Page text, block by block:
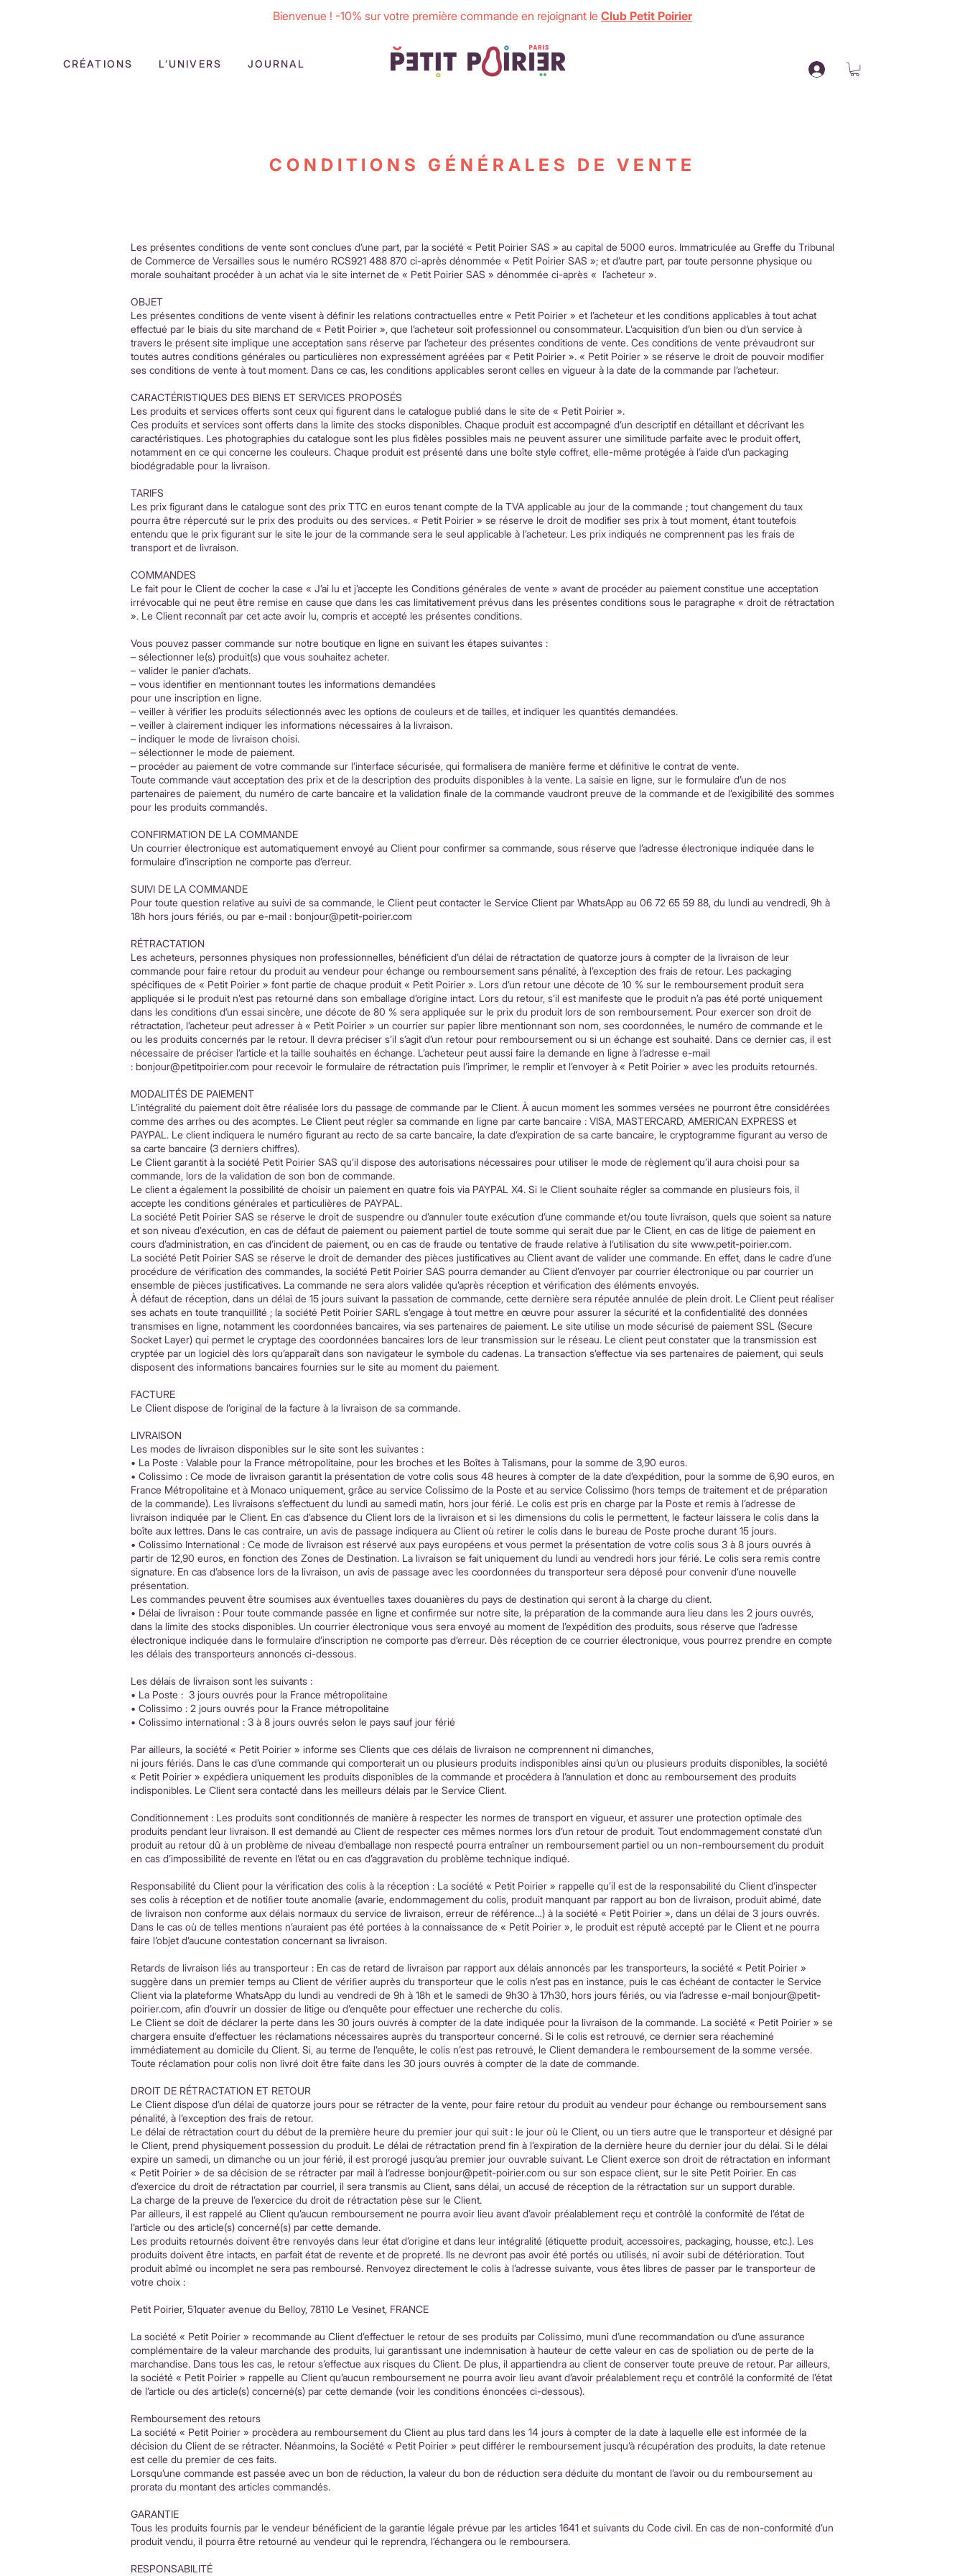
Bienvenue ! -10% sur votre première commande en rejoignant le Club Petit Poirier
CRÉATIONS L’UNIVERS JOURNAL
CONDITIONS GÉNÉRALES DE VENTE
Les présentes conditions de vente sont conclues d’une part, par la société « Petit Poirier SAS » au capital de 5000 euros. Immatriculée au Greffe du Tribunal
de Commerce de Versailles sous le numéro RCS921 488 870 ci-après dénommée « Petit Poirier SAS »; et d’autre part, par toute personne physique ou
morale souhaitant procéder à un achat via le site internet de « Petit Poirier SAS » dénommée ci-après « l’acheteur ».
OBJET
Les présentes conditions de vente visent à définir les relations contractuelles entre « Petit Poirier » et l’acheteur et les conditions applicables à tout achat
effectué par le biais du site marchand de « Petit Poirier », que l’acheteur soit professionnel ou consommateur. L’acquisition d’un bien ou d’un service à
travers le présent site implique une acceptation sans réserve par l’acheteur des présentes conditions de vente. Ces conditions de vente prévaudront sur
toutes autres conditions générales ou particulières non expressément agréées par « Petit Poirier ». « Petit Poirier » se réserve le droit de pouvoir modifier
ses conditions de vente à tout moment. Dans ce cas, les conditions applicables seront celles en vigueur à la date de la commande par l’acheteur.
CARACTÉRISTIQUES DES BIENS ET SERVICES PROPOSÉS
Les produits et services offerts sont ceux qui figurent dans le catalogue publié dans le site de « Petit Poirier ».
Ces produits et services sont offerts dans la limite des stocks disponibles. Chaque produit est accompagné d’un descriptif en détaillant et décrivant les
caractéristiques. Les photographies du catalogue sont les plus fidèles possibles mais ne peuvent assurer une similitude parfaite avec le produit offert,
notamment en ce qui concerne les couleurs. Chaque produit est présenté dans une boîte style coffret, elle-même protégée à l’aide d’un packaging
biodégradable pour la livraison.
TARIFS
Les prix figurant dans le catalogue sont des prix TTC en euros tenant compte de la TVA applicable au jour de la commande ; tout changement du taux
pourra être répercuté sur le prix des produits ou des services. « Petit Poirier » se réserve le droit de modifier ses prix à tout moment, étant toutefois
entendu que le prix figurant sur le site le jour de la commande sera le seul applicable à l’acheteur. Les prix indiqués ne comprennent pas les frais de
transport et de livraison.
COMMANDES
Le fait pour le Client de cocher la case « J’ai lu et j’accepte les Conditions générales de vente » avant de procéder au paiement constitue une acceptation
irrévocable qui ne peut être remise en cause que dans les cas limitativement prévus dans les présentes conditions sous le paragraphe « droit de rétractation
». Le Client reconnaît par cet acte avoir lu, compris et accepté les présentes conditions.
Vous pouvez passer commande sur notre boutique en ligne en suivant les étapes suivantes :
– sélectionner le(s) produit(s) que vous souhaitez acheter.
– valider le panier d’achats.
– vous identifier en mentionnant toutes les informations demandées
pour une inscription en ligne.
– veiller à vérifier les produits sélectionnés avec les options de couleurs et de tailles, et indiquer les quantités demandées.
– veiller à clairement indiquer les informations nécessaires à la livraison.
– indiquer le mode de livraison choisi.
– sélectionner le mode de paiement.
– procéder au paiement de votre commande sur l’interface sécurisée, qui formalisera de manière ferme et définitive le contrat de vente.
Toute commande vaut acceptation des prix et de la description des produits disponibles à la vente. La saisie en ligne, sur le formulaire d’un de nos
partenaires de paiement, du numéro de carte bancaire et la validation finale de la commande vaudront preuve de la commande et de l’exigibilité des sommes
pour les produits commandés.
CONFIRMATION DE LA COMMANDE
Un courrier électronique est automatiquement envoyé au Client pour confirmer sa commande, sous réserve que l’adresse électronique indiquée dans le
formulaire d’inscription ne comporte pas d’erreur.
SUIVI DE LA COMMANDE
Pour toute question relative au suivi de sa commande, le Client peut contacter le Service Client par WhatsApp au 06 72 65 59 88, du lundi au vendredi, 9h à
18h hors jours fériés, ou par e-mail : bonjour@petit-poirier.com
RÉTRACTATION
Les acheteurs, personnes physiques non professionnelles, bénéficient d’un délai de rétractation de quatorze jours à compter de la livraison de leur
commande pour faire retour du produit au vendeur pour échange ou remboursement sans pénalité, à l’exception des frais de retour. Les packaging
spécifiques de « Petit Poirier » font partie de chaque produit « Petit Poirier ». Lors d’un retour une décote de 10 % sur le remboursement produit sera
appliquée si le produit n’est pas retourné dans son emballage d’origine intact. Lors du retour, s’il est manifeste que le produit n’a pas été porté uniquement
dans les conditions d’un essai sincère, une décote de 80 % sera appliquée sur le prix du produit lors de son remboursement. Pour exercer son droit de
rétractation, l’acheteur peut adresser à « Petit Poirier » un courrier sur papier libre mentionnant son nom, ses coordonnées, le numéro de commande et le
ou les produits concernés par le retour. Il devra préciser s’il s’agit d’un retour pour remboursement ou si un échange est souhaité. Dans ce dernier cas, il est
nécessaire de préciser l’article et la taille souhaités en échange. L’acheteur peut aussi faire la demande en ligne à l’adresse e-mail
: bonjour@petitpoirier.com pour recevoir le formulaire de rétractation puis l’imprimer, le remplir et l’envoyer à « Petit Poirier » avec les produits retournés.
MODALITÉS DE PAIEMENT
L’intégralité du paiement doit être réalisée lors du passage de commande par le Client. À aucun moment les sommes versées ne pourront être considérées
comme des arrhes ou des acomptes. Le Client peut régler sa commande en ligne par carte bancaire : VISA, MASTERCARD, AMERICAN EXPRESS et
PAYPAL. Le client indiquera le numéro figurant au recto de sa carte bancaire, la date d’expiration de sa carte bancaire, le cryptogramme figurant au verso de
sa carte bancaire (3 derniers chiffres).
Le Client garantit à la société Petit Poirier SAS qu’il dispose des autorisations nécessaires pour utiliser le mode de règlement qu’il aura choisi pour sa
commande, lors de la validation de son bon de commande.
Le client a également la possibilité de choisir un paiement en quatre fois via PAYPAL X4. Si le Client souhaite régler sa commande en plusieurs fois, il
accepte les conditions générales et particulières de PAYPAL.
La société Petit Poirier SAS se réserve le droit de suspendre ou d’annuler toute exécution d’une commande et/ou toute livraison, quels que soient sa nature
et son niveau d’exécution, en cas de défaut de paiement ou paiement partiel de toute somme qui serait due par le Client, en cas de litige de paiement en
cours d’administration, en cas d’incident de paiement, ou en cas de fraude ou tentative de fraude relative à l’utilisation du site www.petit-poirier.com.
La société Petit Poirier SAS se réserve le droit de demander des pièces justificatives au Client avant de valider une commande. En effet, dans le cadre d’une
procédure de vérification des commandes, la société Petit Poirier SAS pourra demander au Client d’envoyer par courrier électronique ou par courrier un
ensemble de pièces justificatives. La commande ne sera alors validée qu’après réception et vérification des éléments envoyés.
À défaut de réception, dans un délai de 15 jours suivant la passation de commande, cette dernière sera réputée annulée de plein droit. Le Client peut réaliser
ses achats en toute tranquillité ; la société Petit Poirier SARL s’engage à tout mettre en œuvre pour assurer la sécurité et la confidentialité des données
transmises en ligne, notamment les coordonnées bancaires, via ses partenaires de paiement. Le site utilise un mode sécurisé de paiement SSL (Secure
Socket Layer) qui permet le cryptage des coordonnées bancaires lors de leur transmission sur le réseau. Le client peut constater que la transmission est
cryptée par un logiciel dès lors qu’apparaît dans son navigateur le symbole du cadenas. La transaction s’effectue via ses partenaires de paiement, qui seuls
disposent des informations bancaires fournies sur le site au moment du paiement.
FACTURE
Le Client dispose de l’original de la facture à la livraison de sa commande.
LIVRAISON
Les modes de livraison disponibles sur le site sont les suivantes :
• La Poste : Valable pour la France métropolitaine, pour les broches et les Boîtes à Talismans, pour la somme de 3,90 euros.
• Colissimo : Ce mode de livraison garantit la présentation de votre colis sous 48 heures à compter de la date d’expédition, pour la somme de 6,90 euros, en
France Métropolitaine et à Monaco uniquement, grâce au service Colissimo de la Poste et au service Colissimo (hors temps de traitement et de préparation
de la commande). Les livraisons s’effectuent du lundi au samedi matin, hors jour férié. Le colis est pris en charge par la Poste et remis à l’adresse de
livraison indiquée par le Client. En cas d’absence du Client lors de la livraison et si les dimensions du colis le permettent, le facteur laissera le colis dans la
boîte aux lettres. Dans le cas contraire, un avis de passage indiquera au Client où retirer le colis dans le bureau de Poste proche durant 15 jours.
• Colissimo International : Ce mode de livraison est réservé aux pays européens et vous permet la présentation de votre colis sous 3 à 8 jours ouvrés à
partir de 12,90 euros, en fonction des Zones de Destination. La livraison se fait uniquement du lundi au vendredi hors jour férié. Le colis sera remis contre
signature. En cas d’absence lors de la livraison, un avis de passage avec les coordonnées du transporteur sera déposé pour convenir d’une nouvelle
présentation.
Les commandes peuvent être soumises aux éventuelles taxes douanières du pays de destination qui seront à la charge du client.
• Délai de livraison : Pour toute commande passée en ligne et confirmée sur notre site, la préparation de la commande aura lieu dans les 2 jours ouvrés,
dans la limite des stocks disponibles. Un courrier électronique vous sera envoyé au moment de l’expédition des produits, sous réserve que l’adresse
électronique indiquée dans le formulaire d’inscription ne comporte pas d’erreur. Dès réception de ce courrier électronique, vous pourrez prendre en compte
les délais des transporteurs annoncés ci-dessous.
Les délais de livraison sont les suivants :
• La Poste : 3 jours ouvrés pour la France métropolitaine
• Colissimo : 2 jours ouvrés pour la France métropolitaine
• Colissimo international : 3 à 8 jours ouvrés selon le pays sauf jour férié
Par ailleurs, la société « Petit Poirier » informe ses Clients que ces délais de livraison ne comprennent ni dimanches,
ni jours fériés. Dans le cas d’une commande qui comporterait un ou plusieurs produits indisponibles ainsi qu’un ou plusieurs produits disponibles, la société
« Petit Poirier » expédiera uniquement les produits disponibles de la commande et procédera à l’annulation et donc au remboursement des produits
indisponibles. Le Client sera contacté dans les meilleurs délais par le Service Client.
Conditionnement : Les produits sont conditionnés de manière à respecter les normes de transport en vigueur, et assurer une protection optimale des
produits pendant leur livraison. Il est demandé au Client de respecter ces mêmes normes lors d’un retour de produit. Tout endommagement constaté d’un
produit au retour dû à un problème de niveau d’emballage non respecté pourra entraîner un remboursement partiel ou un non-remboursement du produit
en cas d’impossibilité de revente en l’état ou en cas d’aggravation du problème technique indiqué.
Responsabilité du Client pour la vérification des colis à la réception : La société « Petit Poirier » rappelle qu’il est de la responsabilité du Client d’inspecter
ses colis à réception et de notiﬁer toute anomalie (avarie, endommagement du colis, produit manquant par rapport au bon de livraison, produit abimé, date
de livraison non conforme aux délais normaux du service de livraison, erreur de référence…) à la société « Petit Poirier », dans un délai de 3 jours ouvrés.
Dans le cas où de telles mentions n’auraient pas été portées à la connaissance de « Petit Poirier », le produit est réputé accepté par le Client et ne pourra
faire l’objet d’aucune contestation concernant sa livraison.
Retards de livraison liés au transporteur : En cas de retard de livraison par rapport aux délais annoncés par les transporteurs, la société « Petit Poirier »
suggère dans un premier temps au Client de vériﬁer auprès du transporteur que le colis n’est pas en instance, puis le cas échéant de contacter le Service
Client via la plateforme WhatsApp du lundi au vendredi de 9h à 18h et le samedi de 9h30 à 17h30, hors jours fériés, ou via l’adresse e-mail bonjour@petit-
poirier.com, afin d’ouvrir un dossier de litige ou d’enquête pour effectuer une recherche du colis.
Le Client se doit de déclarer la perte dans les 30 jours ouvrés à compter de la date indiquée pour la livraison de la commande. La société « Petit Poirier » se
chargera ensuite d’effectuer les réclamations nécessaires auprès du transporteur concerné. Si le colis est retrouvé, ce dernier sera réacheminé
immédiatement au domicile du Client. Si, au terme de l’enquête, le colis n’est pas retrouvé, le Client demandera le remboursement de la somme versée.
Toute réclamation pour colis non livré doit être faite dans les 30 jours ouvrés à compter de la date de commande.
DROIT DE RÉTRACTATION ET RETOUR
Le Client dispose d’un délai de quatorze jours pour se rétracter de la vente, pour faire retour du produit au vendeur pour échange ou remboursement sans
pénalité, à l’exception des frais de retour.
Le délai de rétractation court du début de la première heure du premier jour qui suit : le jour où le Client, ou un tiers autre que le transporteur et désigné par
le Client, prend physiquement possession du produit. Le délai de rétractation prend fin à l’expiration de la dernière heure du dernier jour du délai. Si le délai
expire un samedi, un dimanche ou un jour férié, il est prorogé jusqu’au premier jour ouvrable suivant. Le Client exerce son droit de rétractation en informant
« Petit Poirier » de sa décision de se rétracter par mail à l’adresse bonjour@petit-poirier.com ou sur son espace client, sur le site Petit Poirier. En cas
d’exercice du droit de rétractation par courriel, il sera transmis au Client, sans délai, un accusé de réception de la rétractation sur un support durable.
La charge de la preuve de l’exercice du droit de rétractation pèse sur le Client.
Par ailleurs, il est rappelé au Client qu’aucun remboursement ne pourra avoir lieu avant d’avoir préalablement reçu et contrôlé la conformité de l’état de
l’article ou des article(s) concerné(s) par cette demande.
Les produits retournés doivent être renvoyés dans leur état d’origine et dans leur intégralité (étiquette produit, accessoires, packaging, housse, etc.). Les
produits doivent être intacts, en parfait état de revente et de propreté. Ils ne devront pas avoir été portés ou utilisés, ni avoir subi de détérioration. Tout
produit abîmé ou incomplet ne sera pas remboursé. Renvoyez directement le colis à l’adresse suivante, vous êtes libres de passer par le transporteur de
votre choix :
Petit Poirier, 51quater avenue du Belloy, 78110 Le Vesinet, FRANCE
La société « Petit Poirier » recommande au Client d’effectuer le retour de ses produits par Colissimo, muni d’une recommandation ou d’une assurance
complémentaire de la valeur marchande des produits, lui garantissant une indemnisation à hauteur de cette valeur en cas de spoliation ou de perte de la
marchandise. Dans tous les cas, le retour s’effectue aux risques du Client. De plus, il appartiendra au client de conserver toute preuve de retour. Par ailleurs,
la société « Petit Poirier » rappelle au Client qu’aucun remboursement ne pourra avoir lieu avant d’avoir préalablement reçu et contrôlé la conformité de l’état
de l’article ou des article(s) concerné(s) par cette demande (voir les conditions énoncées ci-dessous).
Remboursement des retours
La société « Petit Poirier » procèdera au remboursement du Client au plus tard dans les 14 jours à compter de la date à laquelle elle est informée de la
décision du Client de se rétracter. Néanmoins, la Société « Petit Poirier » peut différer le remboursement jusqu’à récupération des produits, la date retenue
est celle du premier de ces faits.
Lorsqu’une commande est passée avec un bon de réduction, la valeur du bon de réduction sera déduite du montant de l’avoir ou du remboursement au
prorata du montant des articles commandés.
GARANTIE
Tous les produits fournis par le vendeur bénéficient de la garantie légale prévue par les articles 1641 et suivants du Code civil. En cas de non-conformité d’un
produit vendu, il pourra être retourné au vendeur qui le reprendra, l’échangera ou le remboursera.
RESPONSABILITÉ